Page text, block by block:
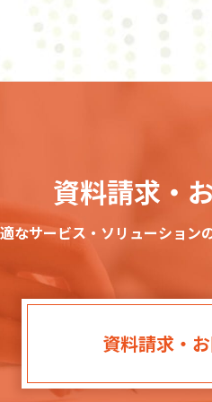
資料請求・
なサービス・ソリューション
資料請求・